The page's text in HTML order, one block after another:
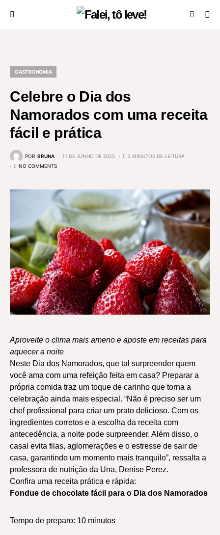
GASTRONOMIA
Celebre o Dia dos
Namorados com uma receita
fácil e prática
POR BRUNA 11 DE JUNHO DE 2025
2 MINUTOS DE LEITURA
NO COMMENTS
Aproveite o clima mais ameno e aposte em receitas para
aquecer a noite
Neste Dia dos Namorados, que tal surpreender quem
você ama com uma refeição feita em casa? Preparar a
própria comida traz um toque de carinho que torna a
celebração ainda mais especial. “Não é preciso ser um
chef profissional para criar um prato delicioso. Com os
ingredientes corretos e a escolha da receita com
antecedência, a noite pode surpreender. Além disso, o
casal evita filas, aglomerações e o estresse de sair de
casa, garantindo um momento mais tranquilo”, ressalta a
professora de nutrição da Una, Denise Perez.
Confira uma receita prática e rápida:
Fondue de chocolate fácil para o Dia dos Namorados
Tempo de preparo: 10 minutos